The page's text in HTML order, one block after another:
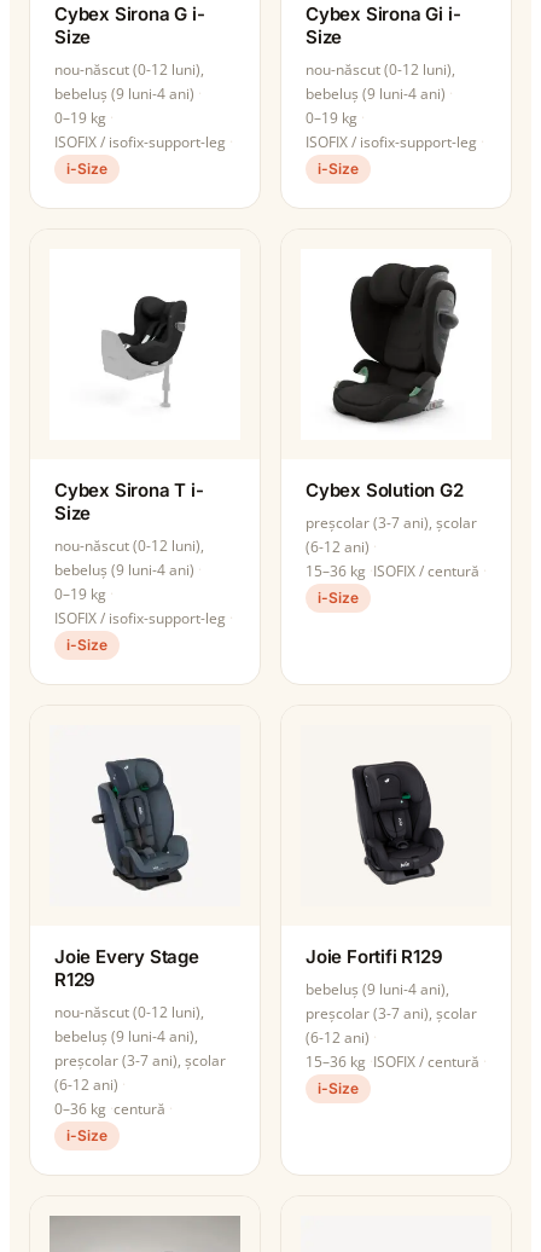
Cybex Sirona G i-
Size
nou-născut (0-12 luni),
bebeluș (9 luni-4 ani)
0–19 kg
ISOFIX / isofix-support-leg
i-Size
Cybex Sirona Gi i-
Size
nou-născut (0-12 luni),
bebeluș (9 luni-4 ani)
0–19 kg
ISOFIX / isofix-support-leg
i-Size
Cybex Sirona T i-
Size
nou-născut (0-12 luni),
bebeluș (9 luni-4 ani)
0–19 kg
ISOFIX / isofix-support-leg
i-Size
Cybex Solution G2
preșcolar (3-7 ani), școlar
(6-12 ani)
15–36 kg ISOFIX / centură
i-Size
Joie Every Stage
R129
nou-născut (0-12 luni),
bebeluș (9 luni-4 ani),
preșcolar (3-7 ani), școlar
(6-12 ani)
0–36 kg centură
i-Size
Joie Fortifi R129
bebeluș (9 luni-4 ani),
preșcolar (3-7 ani), școlar
(6-12 ani)
15–36 kg ISOFIX / centură
i-Size